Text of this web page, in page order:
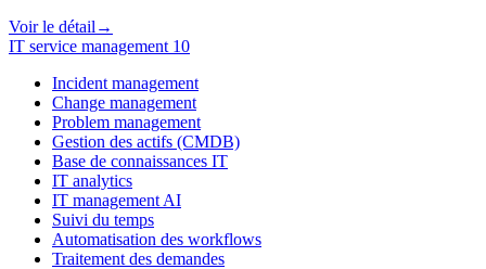
Voir le détail →
IT service management 10
Incident management
Change management
Problem management
Gestion des actifs (CMDB)
Base de connaissances IT
IT analytics
IT management AI
Suivi du temps
Automatisation des workflows
Traitement des demandes